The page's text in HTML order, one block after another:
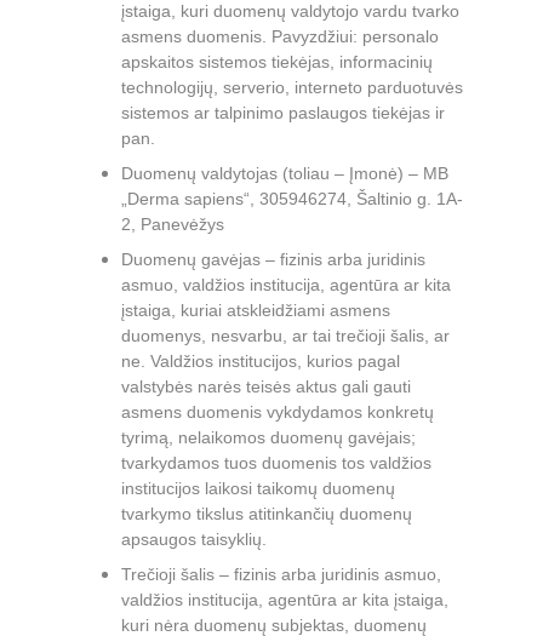
įstaiga, kuri duomenų valdytojo vardu tvarko
asmens duomenis. Pavyzdžiui: personalo
apskaitos sistemos tiekėjas, informacinių
technologijų, serverio, interneto parduotuvės
sistemos ar talpinimo paslaugos tiekėjas ir
pan.
Duomenų valdytojas (toliau – Įmonė) – MB
„Derma sapiens“, 305946274, Šaltinio g. 1A-
2, Panevėžys
Duomenų gavėjas – fizinis arba juridinis
asmuo, valdžios institucija, agentūra ar kita
įstaiga, kuriai atskleidžiami asmens
duomenys, nesvarbu, ar tai trečioji šalis, ar
ne. Valdžios institucijos, kurios pagal
valstybės narės teisės aktus gali gauti
asmens duomenis vykdydamos konkretų
tyrimą, nelaikomos duomenų gavėjais;
tvarkydamos tuos duomenis tos valdžios
institucijos laikosi taikomų duomenų
tvarkymo tikslus atitinkančių duomenų
apsaugos taisyklių.
Trečioji šalis – fizinis arba juridinis asmuo,
valdžios institucija, agentūra ar kita įstaiga,
kuri nėra duomenų subjektas, duomenų